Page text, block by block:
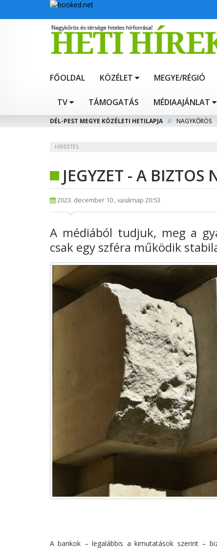
FŐOLDAL KÖZÉLET MEGYE/RÉGIÓ
TV TÁMOGATÁS MÉDIAAJÁNLAT
DÉL-PEST MEGYE KÖZÉLETI HETILAPJA // NAGYKŐRÖS
HÍRDETÉS
JEGYZET - A BIZTOS
2023. december 10., vasárnap 20:53
A médiából tudjuk, meg a
csak egy szféra működik
A bankok – legalábbis a kimutatások szerint –